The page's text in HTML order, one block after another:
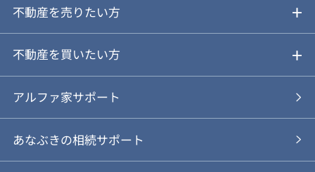
不動産を売りたい方
ご売却ガイド
ご売却の流れ
あなぶきの仲介
不動産を買いたい方
ご購入ガイド
物件を探す
アルファ家サポート
あなぶきの相続サポート